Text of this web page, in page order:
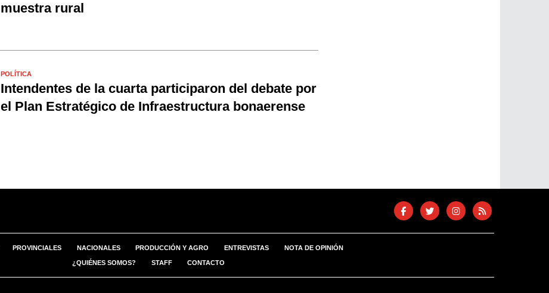
muestra rural
POLÍTICA
Intendentes de la cuarta participaron del debate por
el Plan Estratégico de Infraestructura bonaerense
PROVINCIALES NACIONALES PRODUCCIÓN Y AGRO ENTREVISTAS NOTA DE OPINIÓN
¿QUIÉNES SOMOS? STAFF CONTACTO